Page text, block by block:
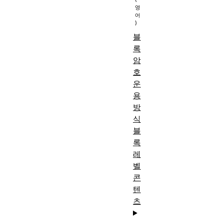
블
록
암
호
운
용
방
식
블
록
레
벨
콘
텐
츠